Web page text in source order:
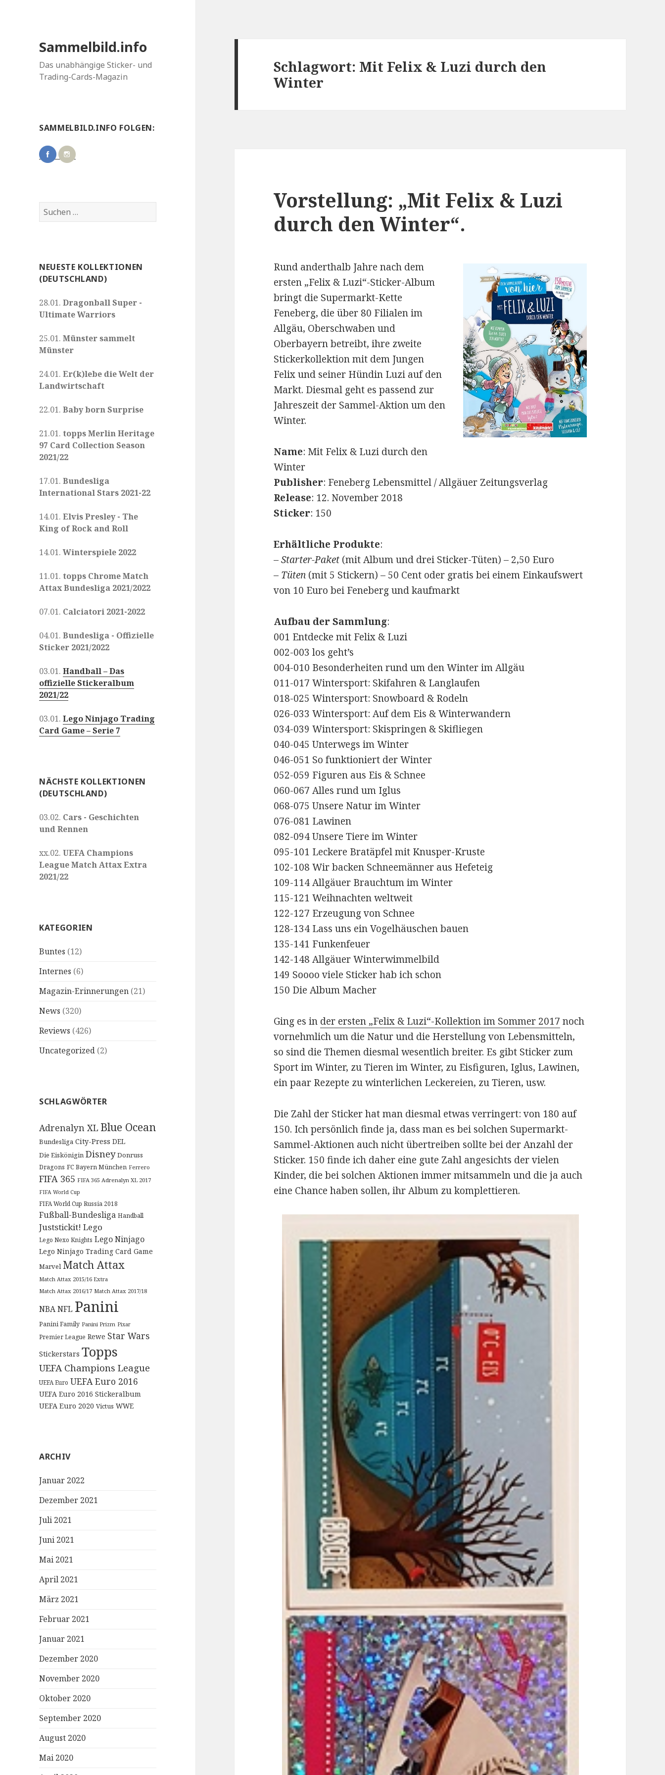
Sammelbild.info
Das unabhängige Sticker- und
Trading-Cards-Magazin
SAMMELBILD.INFO FOLGEN:
Suchen
nach:
NEUESTE KOLLEKTIONEN
(DEUTSCHLAND)
28.01.Dragonball Super -
Ultimate Warriors
25.01.Münster sammelt
Münster
24.01.Er(k)lebe die Welt der
Landwirtschaft
22.01.Baby born Surprise
21.01.topps Merlin Heritage
97 Card Collection Season
2021/22
17.01.Bundesliga
International Stars 2021-22
14.01.Elvis Presley - The
King of Rock and Roll
14.01.Winterspiele 2022
11.01.topps Chrome Match
Attax Bundesliga 2021/2022
07.01. Calciatori 2021-2022
04.01.Bundesliga - Offizielle
Sticker 2021/2022
03.01.Handball – Das
offizielle Stickeralbum
2021/22
03.01.Lego Ninjago Trading
Card Game – Serie 7
NÄCHSTE KOLLEKTIONEN
(DEUTSCHLAND)
03.02. Cars - Geschichten
und Rennen
xx.02.UEFA Champions
League Match Attax Extra
2021/22
KATEGORIEN
Buntes (12)
Internes (6)
Magazin-Erinnerungen (21)
News (320)
Reviews (426)
Uncategorized (2)
SCHLAGWÖRTER
Adrenalyn XL Blue Ocean
Bundesliga City-Press DEL
Die Eiskönigin Disney Donruss
Dragons FC Bayern München Ferrero
FIFA 365 FIFA 365 Adrenalyn XL 2017
FIFA World Cup
FIFA World Cup Russia 2018
Fußball-Bundesliga Handball
Juststickit! Lego
Lego Nexo Knights Lego Ninjago
Lego Ninjago Trading Card Game
Marvel Match Attax
Match Attax 2015/16 Extra
Match Attax 2016/17 Match Attax 2017/18
NBANFL Panini
Panini Family Panini Prizm Pixar
Premier League Rewe Star Wars
Stickerstars Topps
UEFA Champions League
UEFA Euro UEFA Euro 2016
UEFA Euro 2016 Stickeralbum
UEFA Euro 2020 Victus WWE
ARCHIV
Januar 2022
Dezember 2021
Juli 2021
Juni 2021
Mai 2021
April 2021
März 2021
Februar 2021
Januar 2021
Dezember 2020
November 2020
Oktober 2020
September 2020
August 2020
Mai 2020
Schlagwort: Mit Felix & Luzi durch den
Winter
Vorstellung: „Mit Felix & Luzi
durch den Winter“.
Rund anderthalb Jahre nach dem
ersten „Felix & Luzi“-Sticker-Album
bringt die Supermarkt-Kette
Feneberg, die über 80 Filialen im
Allgäu, Oberschwaben und
Oberbayern betreibt, ihre zweite
Stickerkollektion mit dem Jungen
Felix und seiner Hündin Luzi auf den
Markt. Diesmal geht es passend zur
Jahreszeit der Sammel-Aktion um den
Winter.
Name: Mit Felix & Luzi durch den
Winter
Publisher: Feneberg Lebensmittel / Allgäuer Zeitungsverlag
Release: 12. November 2018
Sticker: 150
Erhältliche Produkte:
–Starter-Paket (mit Album und drei Sticker-Tüten) – 2,50 Euro
– Tüten (mit 5 Stickern) – 50 Cent oder gratis bei einem Einkaufswert
von 10 Euro bei Feneberg und kaufmarkt
Aufbau der Sammlung:
001 Entdecke mit Felix & Luzi
002-003 los geht’s
004-010 Besonderheiten rund um den Winter im Allgäu
011-017 Wintersport: Skifahren & Langlaufen
018-025 Wintersport: Snowboard & Rodeln
026-033 Wintersport: Auf dem Eis & Winterwandern
034-039 Wintersport: Skispringen & Skifliegen
040-045 Unterwegs im Winter
046-051 So funktioniert der Winter
052-059 Figuren aus Eis & Schnee
060-067 Alles rund um Iglus
068-075 Unsere Natur im Winter
076-081 Lawinen
082-094 Unsere Tiere im Winter
095-101 Leckere Bratäpfel mit Knusper-Kruste
102-108 Wir backen Schneemänner aus Hefeteig
109-114 Allgäuer Brauchtum im Winter
115-121 Weihnachten weltweit
122-127 Erzeugung von Schnee
128-134 Lass uns ein Vogelhäuschen bauen
135-141 Funkenfeuer
142-148 Allgäuer Winterwimmelbild
149 Soooo viele Sticker hab ich schon
150 Die Album Macher
Ging es in der ersten „Felix & Luzi“-Kollektion im Sommer 2017 noch
vornehmlich um die Natur und die Herstellung von Lebensmitteln,
so sind die Themen diesmal wesentlich breiter. Es gibt Sticker zum
Sport im Winter, zu Tieren im Winter, zu Eisfiguren, Iglus, Lawinen,
ein paar Rezepte zu winterlichen Leckereien, zu Tieren, usw.
Die Zahl der Sticker hat man diesmal etwas verringert: von 180 auf
150. Ich persönlich finde ja, dass man es bei solchen Supermarkt-
Sammel-Aktionen auch nicht übertreiben sollte bei der Anzahl der
Sticker. 150 finde ich daher eine gute Zahl angesichts der vielen
Kinder, die bei solchen Aktionen immer mitsammeln und die ja auch
eine Chance haben sollen, ihr Album zu komplettieren.